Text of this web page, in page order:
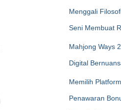
Menggali
Seni Membuat
Mahjong Ways
Digital
Memilih
Penawaran